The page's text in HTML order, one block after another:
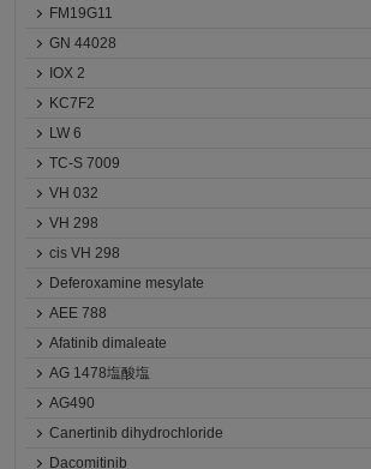
FM19G11
GN 44028
IOX 2
KC7F2
LW 6
TC-S 7009
VH 032
VH 298
cis VH 298
Deferoxamine mesylate
AEE 788
Afatinib dimaleate
AG 1478塩酸塩
AG490
Canertinib dihydrochloride
Dacomitinib